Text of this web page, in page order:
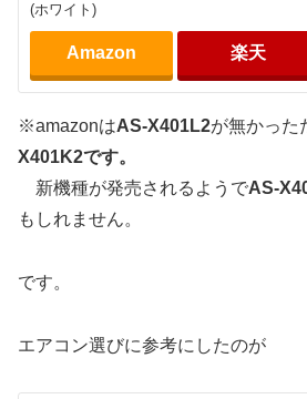
(ホワイト)
Amazon 楽天
※amazonはAS-X401L2が無かった
X401K2です。
新機種が発売されるようでAS-
もしれません。
です。
エアコン選びに参考にしたのが